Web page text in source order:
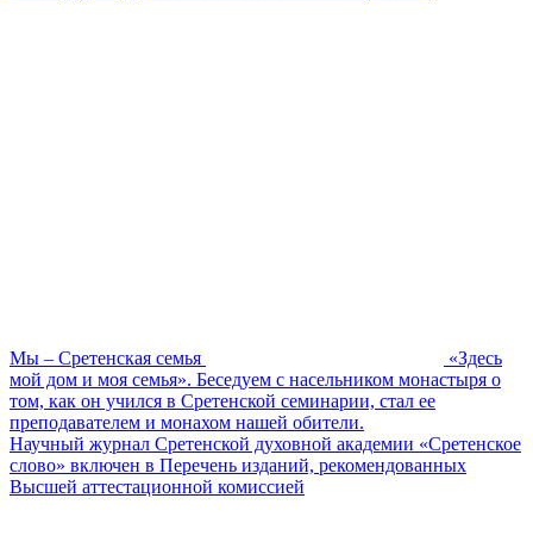
Мы – Сретенская семья
«Здесь
мой дом и моя семья». Беседуем с насельником монастыря о
том, как он учился в Сретенской семинарии, стал ее
преподавателем и монахом нашей обители.
Научный журнал Сретенской духовной академии «Сретенское
слово» включен в Перечень изданий, рекомендованных
Высшей аттестационной комиссией